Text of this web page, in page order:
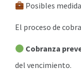
Posibles
El proceso de
Cobranza
del vencimiento.